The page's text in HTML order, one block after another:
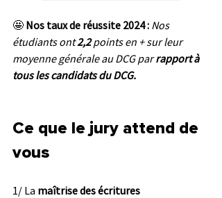
🤩 Nos taux de réussite 2024 : Nos
étudiants ont 2,2 points en + sur leur
moyenne générale au DCG par rapport à
tous les candidats du DCG.
Ce que le jury attend de
vous
1/ La maîtrise des écritures